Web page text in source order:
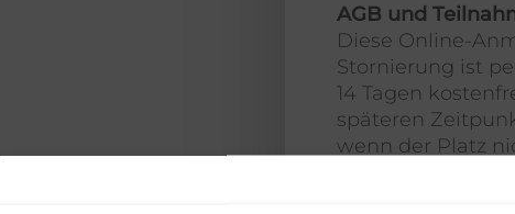
AGB und
Diese Online-
Stornierung ist
14 Tagen
späteren
wenn der Platz